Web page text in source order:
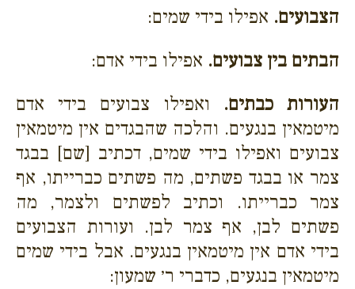
הצבועים. אפילו בידי שמים:
הבתים בין צבועים. אפילו בידי אדם:
העורות כבתים. ואפילו צבועים בידי אדם
מיטמאין בנגעים. והלכה שהבגדים אין מיטמאין
צבועים ואפילו בידי שמים, דכתיב [שם] בבגד
צמר או בבגד פשתים, מה פשתים כברייתו, אף
צמר כברייתו. וכתיב לפשתים ולצמר, מה
פשתים לבן, אף צמר לבן. ועורות הצבועים
בידי אדם אין מיטמאין בנגעים. אבל בידי שמים
מיטמאין בנגעים, כדברי ר׳ שמעון: